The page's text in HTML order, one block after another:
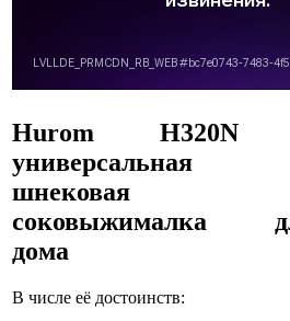
Hurom H320N
универсальная
шнековая
соковыжималка
дома
В числе её достоинств: